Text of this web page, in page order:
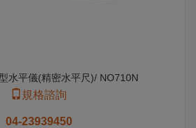
水平儀(精密水平尺)/ NO710N
規格諮詢
04-23939450